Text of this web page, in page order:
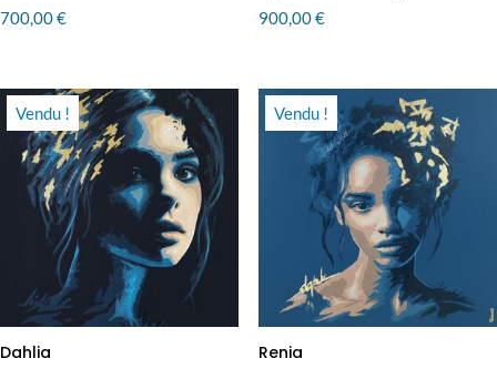
700,00€ 900,00€
Vendu !
Dahlia
Vendu !
Renia